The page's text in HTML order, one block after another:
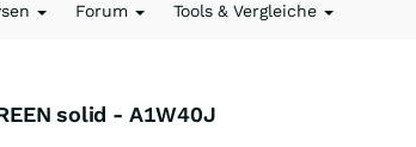
Forum Tools & Vergleiche
solid - A1W40J